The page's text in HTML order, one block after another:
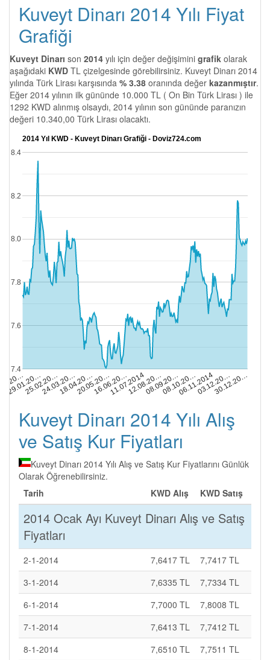
Kuveyt Dinarı 2014 Yılı Fiyat
Grafiği
Kuveyt Dinarı son 2014 yılı için değer değişimini grafik olarak
aşağıdaki KWD TL çizelgesinde görebilirsiniz. Kuveyt Dinarı 2014
yılında Türk Lirası karşısında % 3.38 oranında değer kazanmıştır.
Eğer 2014 yılının ilk gününde 10.000 TL ( On Bin Türk Lirası ) ile
1292 KWD alınmış olsaydı, 2014 yılının son gününde paranızın
değeri 10.340,00 Türk Lirası olacaktı.
2014 Yıl KWD - Kuveyt Dinarı Grafiği - Doviz724.com
29.01.20…
25.02.20…24.03.20…18.04.20…20.05.20…16.06.20…
11.07.201412.08.20…08.09.20…08.10.20…
06.11.201403.12.20…
30.12.20…
7.4
7.6
7.8
8.0
8.2
8.4
Kuveyt Dinarı 2014 Yılı Alış
ve Satış Kur Fiyatları
Kuveyt Dinarı 2014 Yılı Alış ve Satış Kur Fiyatlarını Günlük
Olarak Öğrenebilirsiniz.
Tarih
KWD Alış KWD Satış
2014 Ocak Ayı Kuveyt Dinarı Alış ve Satış
Fiyatları
2-1-2014 7,6417 TL
7,7417 TL
3-1-2014
7,6335 TL
7,7334 TL
6-1-2014
7,7000 TL
7,8008 TL
7-1-2014
7,6413 TL
7,7412 TL
8-1-2014
7,6510 TL
7,7511 TL